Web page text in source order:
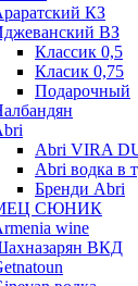
КЗ
ВЗ
Классик 0,5
Класик 0,75
Подарочный
Abri VIRA
Abri водка в
Бренди Abri
СЮНИК
wine
ВКД